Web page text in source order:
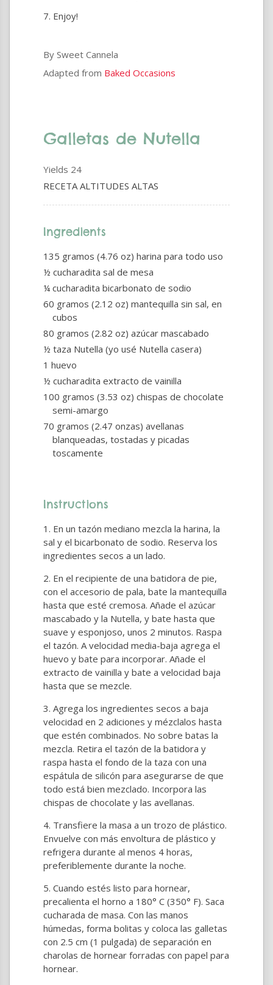
Enjoy!
By Sweet Cannela
Adapted from Baked Occasions
Galletas de Nutella
Yields 24
RECETA ALTITUDES ALTAS
Ingredients
135 gramos (4.76 oz) harina para todo uso
½ cucharadita sal de mesa
¼ cucharadita bicarbonato de sodio
60 gramos (2.12 oz) mantequilla sin sal, en
cubos
80 gramos (2.82 oz) azúcar mascabado
½ taza Nutella (yo usé Nutella casera)
1 huevo
½ cucharadita extracto de vainilla
100 gramos (3.53 oz) chispas de chocolate
semi-amargo
70 gramos (2.47 onzas) avellanas
blanqueadas, tostadas y picadas
toscamente
Instructions
En un tazón mediano mezcla la harina, la
sal y el bicarbonato de sodio. Reserva los
ingredientes secos a un lado.
En el recipiente de una batidora de pie,
con el accesorio de pala, bate la mantequilla
hasta que esté cremosa. Añade el azúcar
mascabado y la Nutella, y bate hasta que
suave y esponjoso, unos 2 minutos. Raspa
el tazón. A velocidad media-baja agrega el
huevo y bate para incorporar. Añade el
extracto de vainilla y bate a velocidad baja
hasta que se mezcle.
Agrega los ingredientes secos a baja
velocidad en 2 adiciones y mézclalos hasta
que estén combinados. No sobre batas la
mezcla. Retira el tazón de la batidora y
raspa hasta el fondo de la taza con una
espátula de silicón para asegurarse de que
todo está bien mezclado. Incorpora las
chispas de chocolate y las avellanas.
Transfiere la masa a un trozo de plástico.
Envuelve con más envoltura de plástico y
refrigera durante al menos 4 horas,
preferiblemente durante la noche.
Cuando estés listo para hornear,
precalienta el horno a 180° C (350° F). Saca
cucharada de masa. Con las manos
húmedas, forma bolitas y coloca las galletas
con 2.5 cm (1 pulgada) de separación en
charolas de hornear forradas con papel para
hornear.